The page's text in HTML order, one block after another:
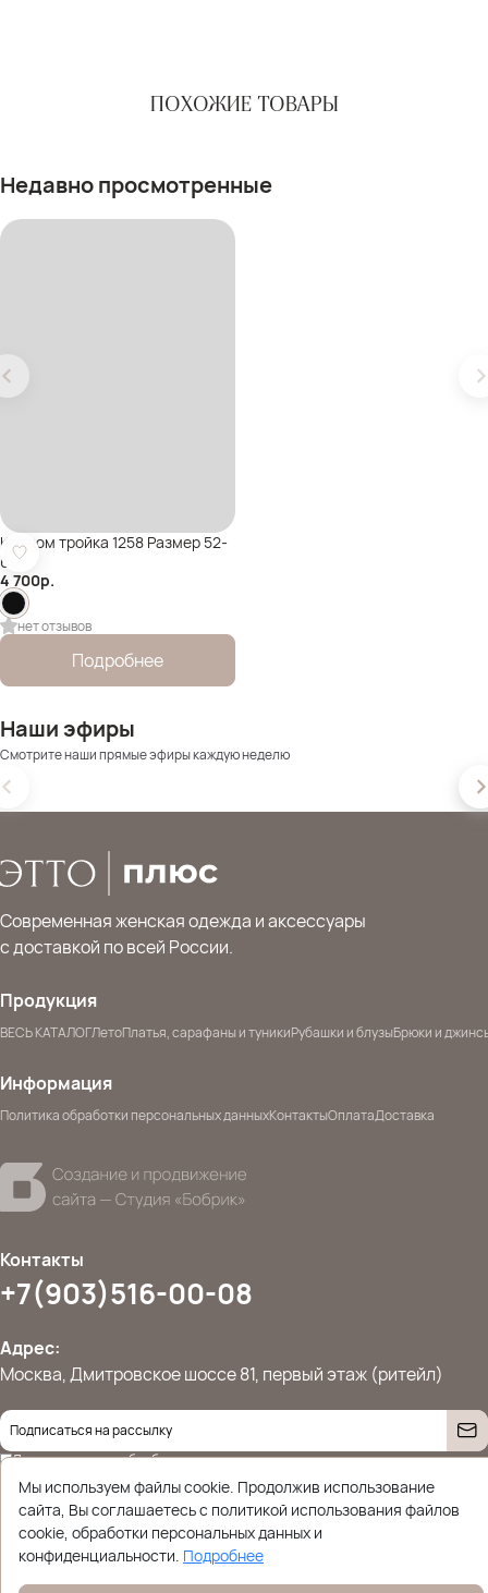
ПОХОЖИЕ ТОВАРЫ
Недавно просмотренные
Костюм тройка 1258 Размер 52-
60
4 700р.
нет отзывов
Подробнее
Наши эфиры
Смотрите наши прямые эфиры каждую неделю
Современная женская одежда и аксессуары
с доставкой по всей России.
Продукция
ВЕСЬ КАТАЛОГЛетоПлатья, сарафаны и туникиРубашки и блузыБрюки и
Информация
Политика обработки персональных данныхКонтактыОплатаДоставка
Контакты
+7(903)516-00-08
Адрес:
Москва, Дмитровское шоссе 81, первый этаж (ритейл)
Даю согласие наобработку персональных данных
© 2026 Ettoplus.ru — Все права защищены.
Политика конфиденциальности
Мы используем файлы cookie. Продолжив использование
сайта, Вы соглашаетесь с политикой использования файлов
cookie, обработки персональных данных и
конфиденциальности. Подробнее